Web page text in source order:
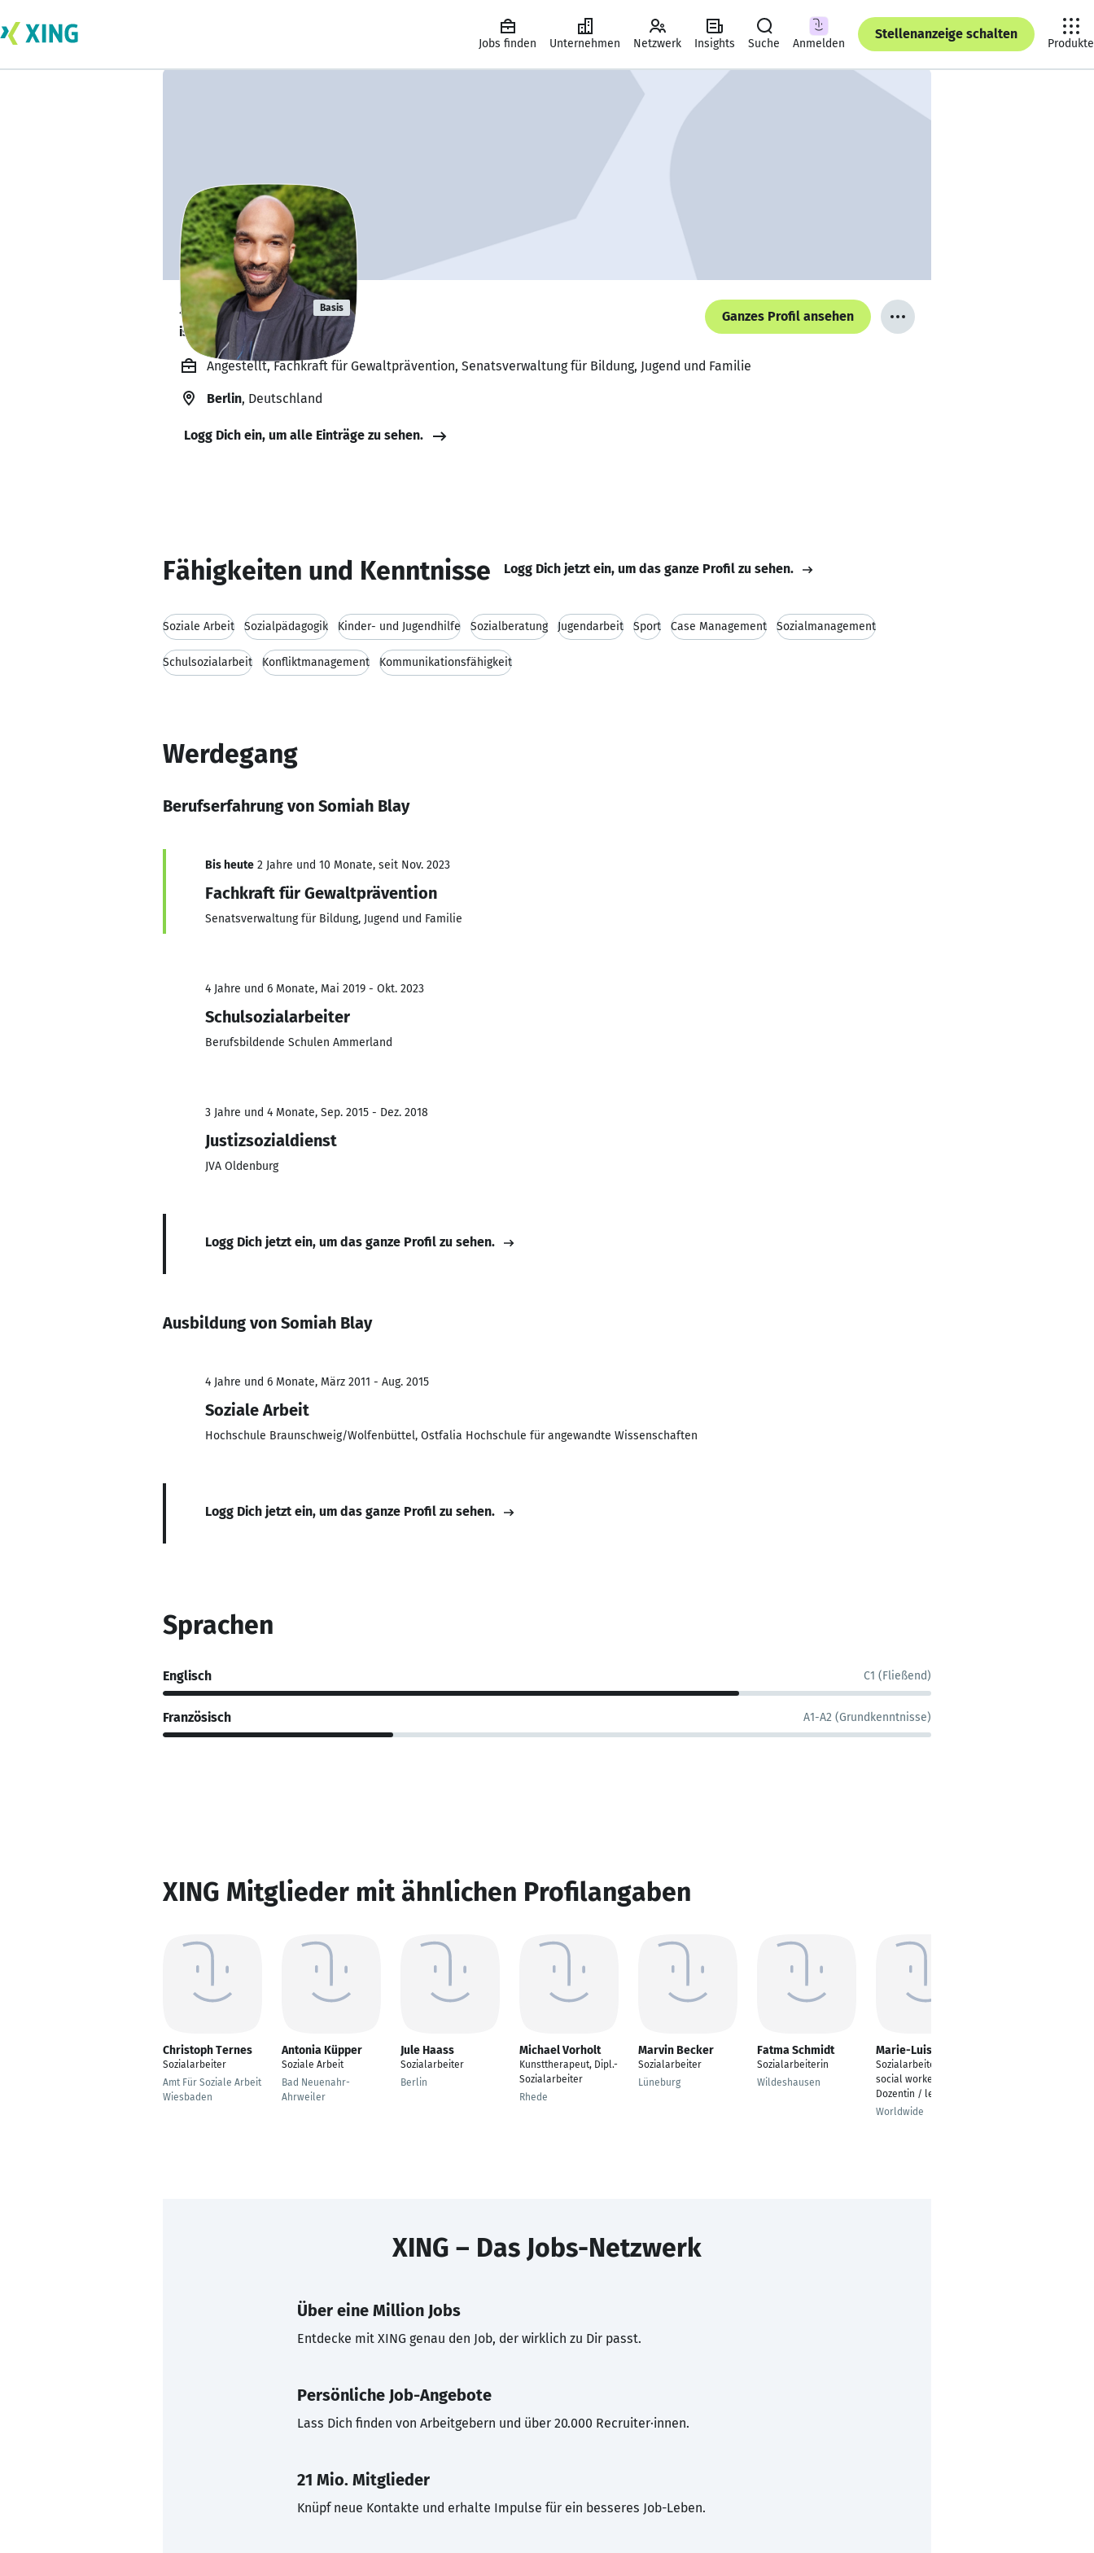
Jobs finden Unternehmen Netzwerk Insights Suche Anmelden
Stellenanzeige schalten
Produkte
Somiah Blay Basis
ist gesund und munter. 🥦
Ganzes Profil ansehen
Angestellt, Fachkraft für Gewaltprävention, Senatsverwaltung für Bildung, Jugend und Familie
Berlin, Deutschland
Logg Dich ein, um alle Einträge zu sehen.
Fähigkeiten und Kenntnisse Logg Dich jetzt ein, um das ganze Profil zu sehen.
Soziale Arbeit Sozialpädagogik Kinder- und Jugendhilfe Sozialberatung Jugendarbeit Sport Case Management Sozialmanagement
Schulsozialarbeit Konfliktmanagement Kommunikationsfähigkeit
Werdegang
Berufserfahrung von Somiah Blay
Bis heute 2 Jahre und 10 Monate, seit Nov. 2023
Fachkraft für Gewaltprävention
Senatsverwaltung für Bildung, Jugend und Familie
4 Jahre und 6 Monate, Mai 2019 - Okt. 2023
Schulsozialarbeiter
Berufsbildende Schulen Ammerland
3 Jahre und 4 Monate, Sep. 2015 - Dez. 2018
Justizsozialdienst
JVA Oldenburg
Logg Dich jetzt ein, um das ganze Profil zu sehen.
Ausbildung von Somiah Blay
4 Jahre und 6 Monate, März 2011 - Aug. 2015
Soziale Arbeit
Hochschule Braunschweig/Wolfenbüttel, Ostfalia Hochschule für angewandte Wissenschaften
Logg Dich jetzt ein, um das ganze Profil zu sehen.
Sprachen
Englisch C1 (Fließend)
Französisch A1-A2 (Grundkenntnisse)
XING Mitglieder mit ähnlichen Profilangaben
Christoph Ternes
Sozialarbeiter
Amt Für Soziale Arbeit
Wiesbaden
Antonia Küpper
Soziale Arbeit
Bad Neuenahr-
Ahrweiler
Jule Haass
Sozialarbeiter
Berlin
Michael Vorholt
Kunsttherapeut, Dipl.-
Sozialarbeiter
Rhede
Marvin Becker
Sozialarbeiter
Lüneburg
Fatma Schmidt
Sozialarbeiterin
Wildeshausen
Marie-Luise Hess
Sozialarbeiterin /
social worker,
Dozentin / lecturer
Worldwide
XING – Das Jobs-Netzwerk
Über eine Million Jobs
Entdecke mit XING genau den Job, der wirklich zu Dir passt.
Persönliche Job-Angebote
Lass Dich finden von Arbeitgebern und über 20.000 Recruiter·innen.
21 Mio. Mitglieder
Knüpf neue Kontakte und erhalte Impulse für ein besseres Job-Leben.